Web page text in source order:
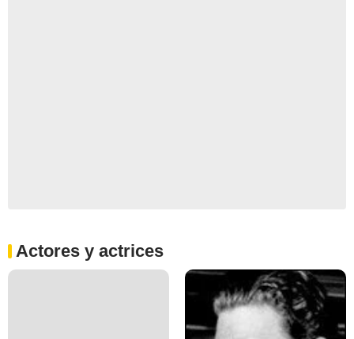
Actores y actrices